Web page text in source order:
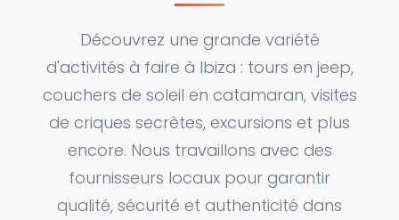
Découvrez une grande variété
d'activités à faire à Ibiza : tours en jeep,
couchers de soleil en catamaran, visites
de criques secrètes, excursions et plus
encore. Nous travaillons avec des
fournisseurs locaux pour garantir
qualité, sécurité et authenticité dans